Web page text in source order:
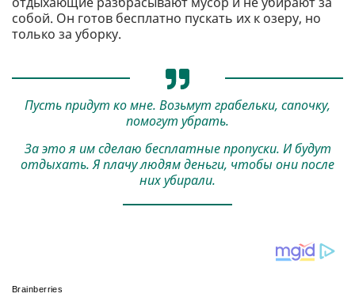
собой. Он готов бесплатно пускать их к озеру, но
только за уборку.
Пусть придут ко мне. Возьмут грабельки, сапочку,
помогут убрать.
За это я им сделаю бесплатные пропуски. И будут
отдыхать. Я плачу людям деньги, чтобы они после
них убирали.